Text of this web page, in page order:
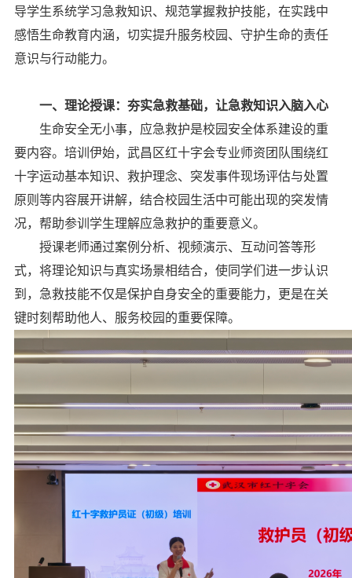
导学生系统学习急救知识、规范掌握救护技能，在实践中
感悟生命教育内涵，切实提升服务校园、守护生命的责任
意识与行动能力。
一、理论授课：夯实急救基础，让急救知识入脑入心
生命安全无小事，应急救护是校园安全体系建设的重
要内容。培训伊始，武昌区红十字会专业师资团队围绕红
十字运动基本知识、救护理念、突发事件现场评估与处置
原则等内容展开讲解，结合校园生活中可能出现的突发情
况，帮助参训学生理解应急救护的重要意义。
授课老师通过案例分析、视频演示、互动问答等形
式，将理论知识与真实场景相结合，使同学们进一步认识
到，急救技能不仅是保护自身安全的重要能力，更是在关
键时刻帮助他人、服务校园的重要保障。